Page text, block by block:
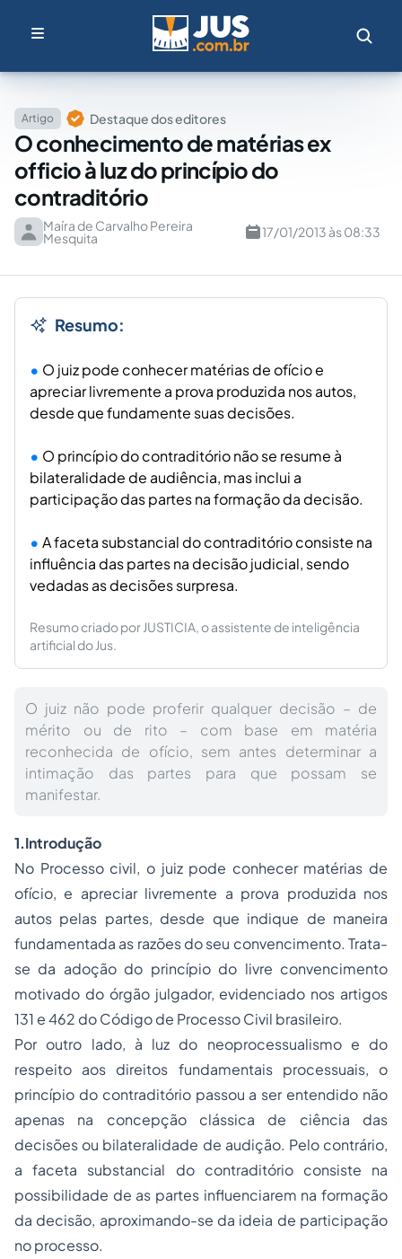
Artigo Destaque dos editores
O conhecimento de matérias ex
officio à luz do princípio do
contraditório
Maíra de Carvalho Pereira
Mesquita 17/01/2013 às 08:33
Resumo:
O juiz pode conhecer matérias de ofício e
apreciar livremente a prova produzida nos autos,
desde que fundamente suas decisões.
O princípio do contraditório não se resume à
bilateralidade de audiência, mas inclui a
participação das partes na formação da decisão.
A faceta substancial do contraditório consiste na
influência das partes na decisão judicial, sendo
vedadas as decisões surpresa.
Resumo criado por JUSTICIA, o assistente de inteligência
artificial do Jus.
O juiz não pode proferir qualquer decisão – de
mérito ou de rito – com base em matéria
reconhecida de ofício, sem antes determinar a
intimação das partes para que possam se
manifestar.
1.Introdução
No Processocivil, o juiz pode conhecer matérias de
ofício, e apreciar livremente a prova produzida nos
autos pelas partes, desde que indique de maneira
fundamentada as razões do seu convencimento. Trata-
se da adoçãodo princípio do livre convencimento
motivado do órgão julgador, evidenciado nos artigos
131 e 462 do Código de Processo Civil brasileiro.
Por outro lado, à luz do neoprocessualismo e do
respeito aos direitos fundamentais processuais, o
princípio do contraditório passou a ser entendido não
apenas na concepção clássica de ciência das
decisões ou bilateralidade de audição. Pelo contrário,
a faceta substancial do contraditório consiste na
possibilidade de as partes influenciarem na formação
da decisão, aproximando-se da ideia de participação
no processo.